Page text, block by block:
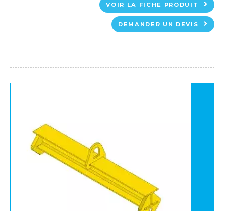
VOIR LA FICHE PRODUIT
DEMANDER UN DEVIS